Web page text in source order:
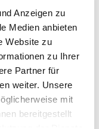
Anzeigen zu
Medien anbieten
Website zu
zu Ihrer
Partner für
weiter. Unsere
mit
bereitgestellt